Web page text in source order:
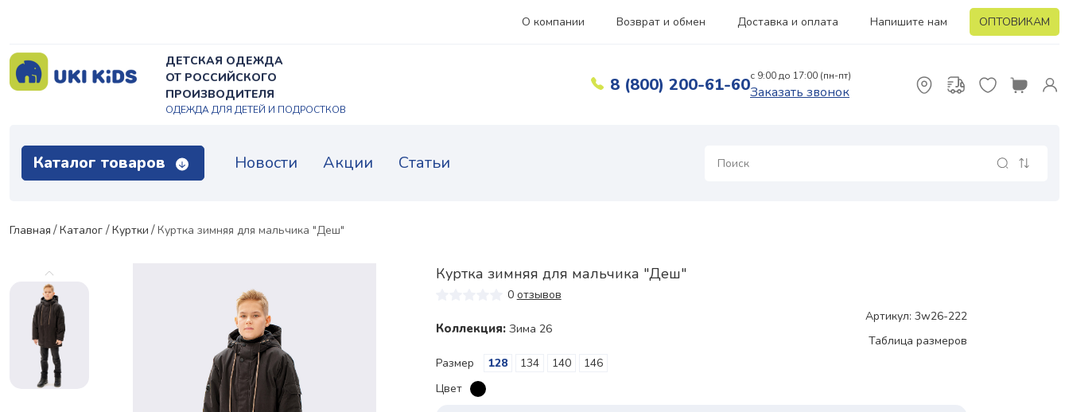
О компании Возврат и обмен Доставка и оплата Напишите нам ОПТОВИКАМ
ДЕТСКАЯ ОДЕЖДА
ОТ РОССИЙСКОГО
ПРОИЗВОДИТЕЛЯ
ОДЕЖДА ДЛЯ ДЕТЕЙ И ПОДРОСТКОВ
8 (800) 200-61-60с 9:00 до 17:00 (пн-пт)
Заказать звонок
Каталог товаров Новости Акции Статьи
Главная Каталог Куртки Куртка зимняя для мальчика "Деш"
Куртка зимняя для мальчика "Деш"
0 отзывов
Коллекция:Зима 26
Артикул: 3w26-222
Таблица размеров
Размер
128 134 140
146
Цвет